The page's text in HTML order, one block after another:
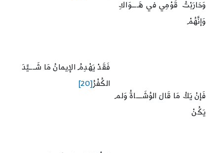
وَحَارَبْتُ قَوْمِي في هَــــوَاكِ
وَإنَّهُمْ
فَإنْ يَكُ مَا قَالَ الوُشَــــاةُ وَلم
يَكُنْ
فَقَدْ يَهْدِمُ الإيمانُ مَا شَــــيَّدَ
الكُفْرُ [20]